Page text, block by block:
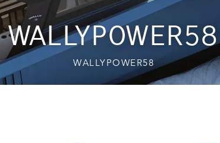
WALLYPOWER58
WALLYPOWER58